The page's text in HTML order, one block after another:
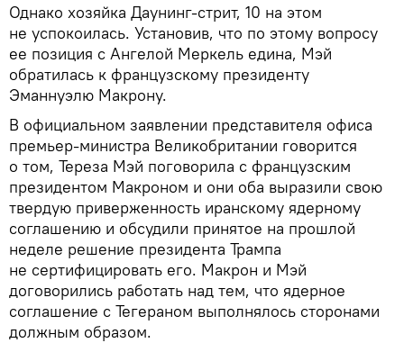
Однако хозяйка Даунинг-стрит, 10 на этом
не успокоилась. Установив, что по этому вопросу
ее позиция с Ангелой Меркель едина, Мэй
обратилась к французскому президенту
Эманнуэлю Макрону.
В официальном заявлении представителя офиса
премьер-министра Великобритании говорится
о том, Тереза Мэй поговорила с французским
президентом Макроном и они оба выразили свою
твердую приверженность иранскому ядерному
соглашению и обсудили принятое на прошлой
неделе решение президента Трампа
не сертифицировать его. Макрон и Мэй
договорились работать над тем, что ядерное
соглашение с Тегераном выполнялось сторонами
должным образом.